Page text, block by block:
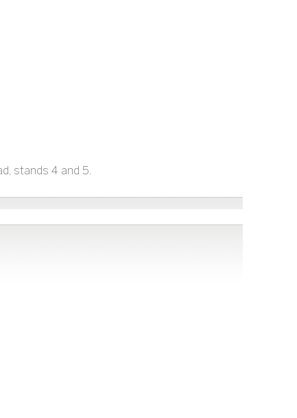
stands 4 and 5.